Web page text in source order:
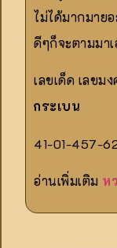
ไม่ได้มากมาย
ดีๆก็จะตามมา
เลขเด็ด เลขม
กระเบน
41-01-457-
อ่านเพิ่มเติม ห